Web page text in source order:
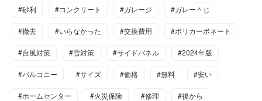
#砂利 #コンクリート #ガレージ #ガレー＾じ
#撤去 #いらなかった #交換費用 #ポリカーボネート
#台風対策 #雪対策 #サイドパネル #2024年版
#バルコニー #サイズ #価格 #無料 #安い
#ホームセンター #火災保険 #修理 #後から